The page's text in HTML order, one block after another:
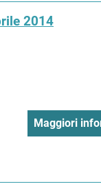
2014
Maggiori